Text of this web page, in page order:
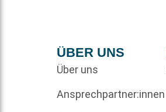
ÜBER UNS
Über uns
Ansprechpartner:innen